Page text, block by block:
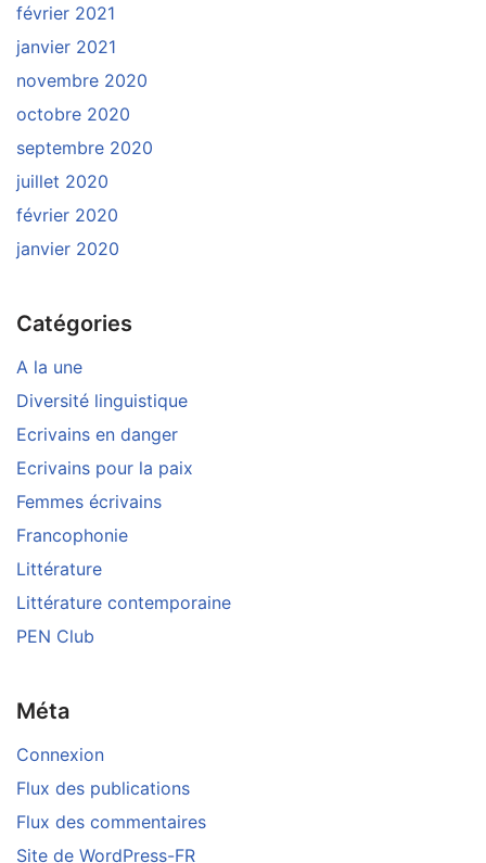
février 2021
janvier 2021
novembre 2020
octobre 2020
septembre 2020
juillet 2020
février 2020
janvier 2020
Catégories
A la une
Diversité linguistique
Ecrivains en danger
Ecrivains pour la paix
Femmes écrivains
Francophonie
Littérature
Littérature contemporaine
PEN Club
Méta
Connexion
Flux des publications
Flux des commentaires
Site de WordPress-FR